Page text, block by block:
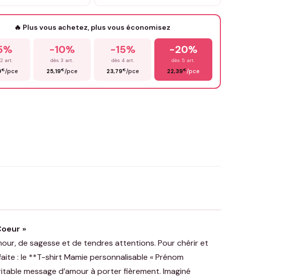
🔥 Plus vous achetez, plus vous économisez
art.
€/pce
-10%
dès 3 art.
25,19€/pce
-15%
dès 4 art.
23,79€/pce
-20%
dès 5 art.
22,39€/pce
»
de sagesse et de tendres attentions. Pour chérir et
: le **T-shirt Mamie personnalisable « Prénom
message d’amour à porter fièrement. Imaginé